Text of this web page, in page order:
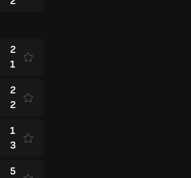
2
1
2
2
1
3
5